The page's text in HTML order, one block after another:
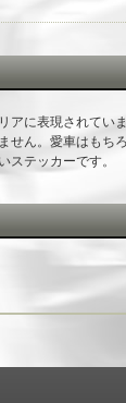
に表現されてい
せん。愛車はもち
ステッカーです。